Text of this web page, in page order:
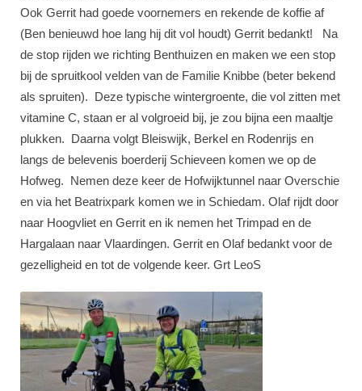
Ook Gerrit had goede voornemers en rekende de koffie af
(Ben benieuwd hoe lang hij dit vol houdt) Gerrit bedankt! Na
de stop rijden we richting Benthuizen en maken we een stop
bij de spruitkool velden van de Familie Knibbe (beter bekend
als spruiten). Deze typische wintergroente, die vol zitten met
vitamine C, staan er al volgroeid bij, je zou bijna een maaltje
plukken. Daarna volgt Bleiswijk, Berkel en Rodenrijs en
langs de belevenis boerderij Schieveen komen we op de
Hofweg. Nemen deze keer de Hofwijktunnel naar Overschie
en via het Beatrixpark komen we in Schiedam. Olaf rijdt door
naar Hoogvliet en Gerrit en ik nemen het Trimpad en de
Hargalaan naar Vlaardingen. Gerrit en Olaf bedankt voor de
gezelligheid en tot de volgende keer. Grt LeoS